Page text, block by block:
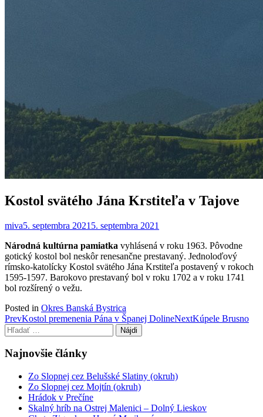
Kostol svätého Jána Krstiteľa v Tajove
miva5. septembra 2021 5. septembra 2021
Národná kultúrna pamiatka vyhlásená v roku 1963. Pôvodne
gotický kostol bol neskôr renesančne prestavaný. Jednoloďový
rímsko-katolícky Kostol svätého Jána Krstiteľa postavený v rokoch
1595-1597. Barokovo prestavaný bol v roku 1702 a v roku 1741
bol rozšírený o vežu.
Posted in Okres Banská Bystrica
Post
navigation
PrevKostol premenenia Pána v Španej DolineNextKúpele Brusno
Hľadať:
Najnovšie články
Zo Slopnej cez Belušské Slatiny (okruh)
Zo Slopnej cez Mojtín (okruh)
Hrádok v Prečíne
Skalný hríb na Ostrej Malenici – Dolný Lieskov